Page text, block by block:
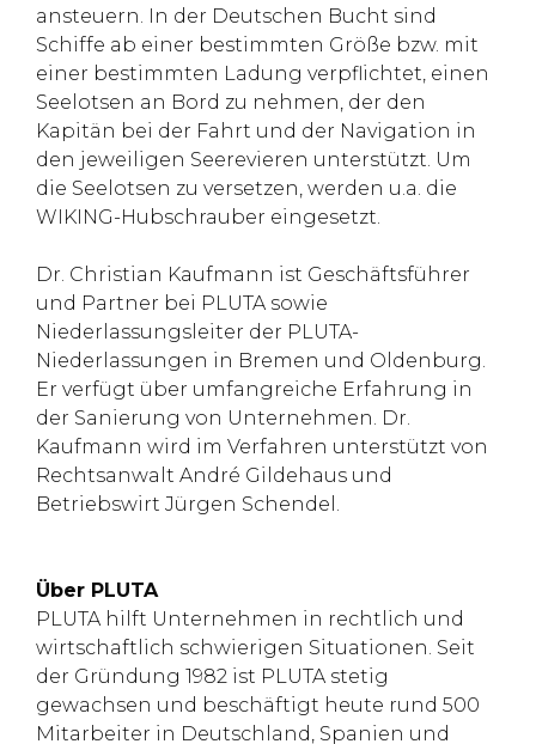
ansteuern. In der Deutschen Bucht sind
Schiffe ab einer bestimmten Größe bzw. mit
einer bestimmten Ladung verpflichtet, einen
Seelotsen an Bord zu nehmen, der den
Kapitän bei der Fahrt und der Navigation in
den jeweiligen Seerevieren unterstützt. Um
die Seelotsen zu versetzen, werden u.a. die
WIKING-Hubschrauber eingesetzt.
Dr. Christian Kaufmann ist Geschäftsführer
und Partner bei PLUTA sowie
Niederlassungsleiter der PLUTA-
Niederlassungen in Bremen und Oldenburg.
Er verfügt über umfangreiche Erfahrung in
der Sanierung von Unternehmen. Dr.
Kaufmann wird im Verfahren unterstützt von
Rechtsanwalt André Gildehaus und
Betriebswirt Jürgen Schendel.
Über PLUTA
PLUTA hilft Unternehmen in rechtlich und
wirtschaftlich schwierigen Situationen. Seit
der Gründung 1982 ist PLUTA stetig
gewachsen und beschäftigt heute rund 500
Mitarbeiter in Deutschland, Spanien und